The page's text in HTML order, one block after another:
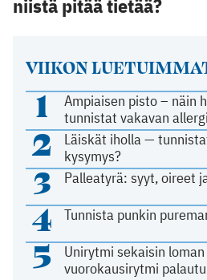
VIIKON
1
Ampiaisen pisto – näin
tunnistat vakavan
2
Läiskät iholla —
kysymys?
3 Palleatyrä: syyt, oireet
4 Tunnista punkin
5
Unirytmi sekaisin
vuorokausirytmi
niistä pitää tietää?